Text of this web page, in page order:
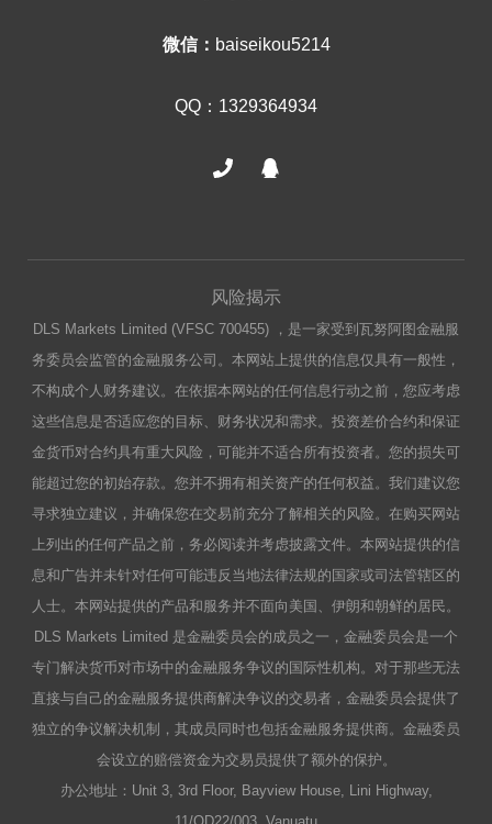
微信： baiseikou5214
QQ：1329364934
风险揭示
DLS Markets Limited (VFSC 700455) ，是一家受到瓦努阿图金融服
务委员会监管的金融服务公司。本网站上提供的信息仅具有一般性，
不构成个人财务建议。在依据本网站的任何信息行动之前，您应考虑
这些信息是否适应您的目标、财务状况和需求。投资差价合约和保证
金货币对合约具有重大风险，可能并不适合所有投资者。您的损失可
能超过您的初始存款。您并不拥有相关资产的任何权益。我们建议您
寻求独立建议，并确保您在交易前充分了解相关的风险。在购买网站
上列出的任何产品之前，务必阅读并考虑披露文件。本网站提供的信
息和广告并未针对任何可能违反当地法律法规的国家或司法管辖区的
人士。本网站提供的产品和服务并不面向美国、伊朗和朝鲜的居民。
DLS Markets Limited 是金融委员会的成员之一，金融委员会是一个
专门解决货币对市场中的金融服务争议的国际性机构。对于那些无法
直接与自己的金融服务提供商解决争议的交易者，金融委员会提供了
独立的争议解决机制，其成员同时也包括金融服务提供商。金融委员
会设立的赔偿资金为交易员提供了额外的保护。
办公地址：Unit 3, 3rd Floor, Bayview House, Lini Highway,